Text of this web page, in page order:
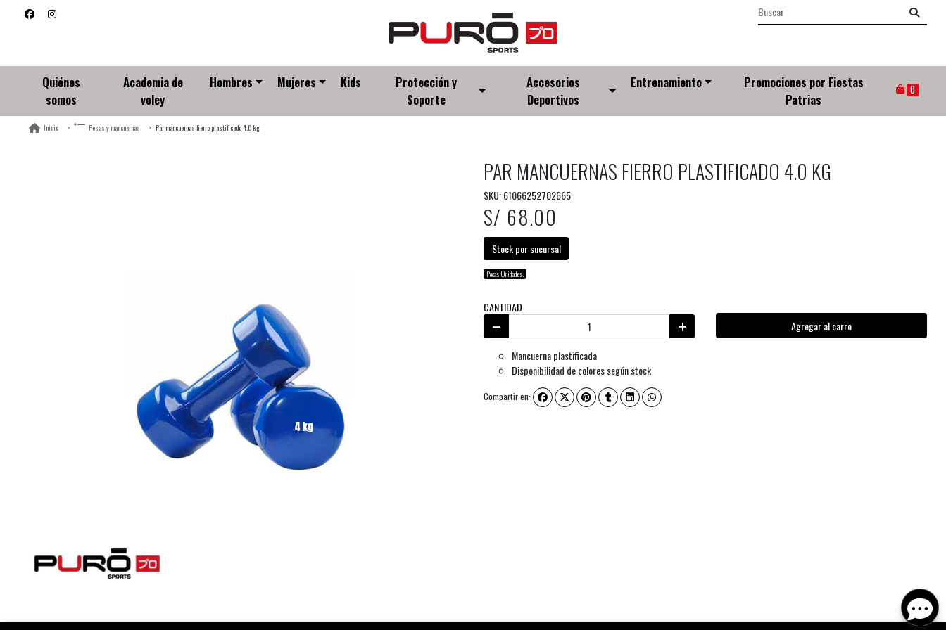
Quiénes
somos
Academia de
voley
Hombres Mujeres Kids
Protección y
Soporte
Accesorios
Deportivos
Entrenamiento
Promociones por Fiestas
Patrias
0
Inicio Pesas y mancuernas Par mancuernas fierro plastificado 4.0 kg
PAR MANCUERNAS FIERRO PLASTIFICADO 4.0 KG
SKU: 61066252702665
S/ 68.00
Stock por sucursal
Pocas Unidades.
CANTIDAD
Agregar al carro
Mancuerna plastificada
Disponibilidad de colores según stock
Compartir en: